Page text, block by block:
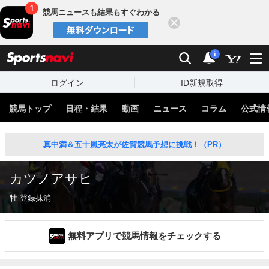
競馬ニュースも結果もすぐわかる
検索 通知
i
ログイン ID新規取得
競馬トップ 日程・結果 動画 ニュース コラム 公式情
真中満＆五十嵐亮太が佐賀競馬予想に挑戦！（PR）
カツノアサヒ
牡 登録抹消
無料アプリで競馬情報をチェックする